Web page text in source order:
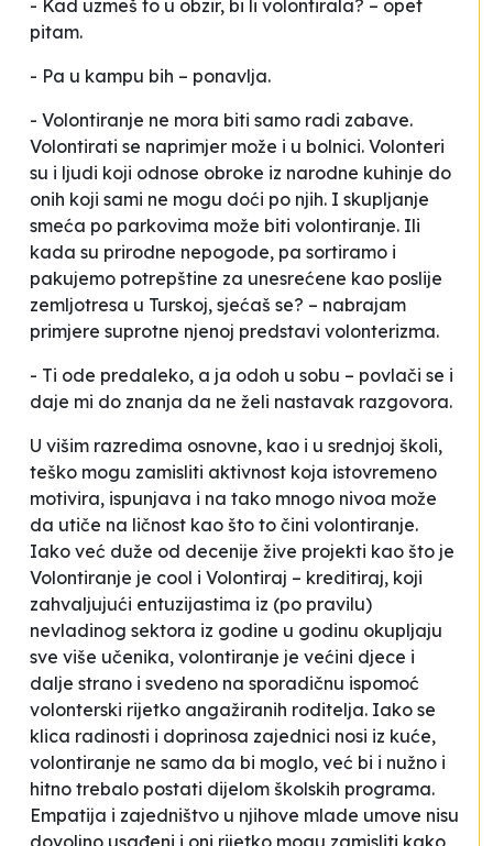
- Kad uzmeš to u obzir, bi li volontirala? – opet
pitam.
- Pa u kampu bih – ponavlja.
- Volontiranje ne mora biti samo radi zabave.
Volontirati se naprimjer može i u bolnici. Volonteri
su i ljudi koji odnose obroke iz narodne kuhinje do
onih koji sami ne mogu doći po njih. I skupljanje
smeća po parkovima može biti volontiranje. Ili
kada su prirodne nepogode, pa sortiramo i
pakujemo potrepštine za unesrećene kao poslije
zemljotresa u Turskoj, sjećaš se? – nabrajam
primjere suprotne njenoj predstavi volonterizma.
- Ti ode predaleko, a ja odoh u sobu – povlači se i
daje mi do znanja da ne želi nastavak razgovora.
U višim razredima osnovne, kao i u srednjoj školi,
teško mogu zamisliti aktivnost koja istovremeno
motivira, ispunjava i na tako mnogo nivoa može
da utiče na ličnost kao što to čini volontiranje.
Iako već duže od decenije žive projekti kao što je
Volontiranje je cool i Volontiraj – kreditiraj, koji
zahvaljujući entuzijastima iz (po pravilu)
nevladinog sektora iz godine u godinu okupljaju
sve više učenika, volontiranje je većini djece i
dalje strano i svedeno na sporadičnu ispomoć
volonterski rijetko angažiranih roditelja. Iako se
klica radinosti i doprinosa zajednici nosi iz kuće,
volontiranje ne samo da bi moglo, već bi i nužno i
hitno trebalo postati dijelom školskih programa.
Empatija i zajedništvo u njihove mlade umove nisu